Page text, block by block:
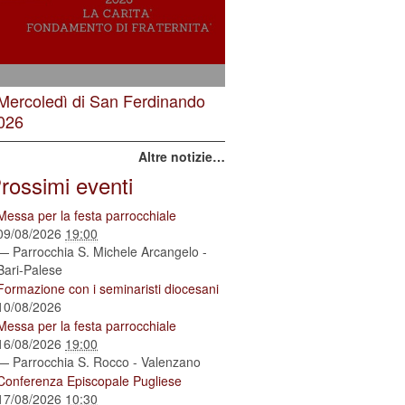
di San Ferdinando
Altre notizie…
eventi
per la festa parrocchiale
08/2026 19:00
Parrocchia S. Michele Arcangelo -
Palese
con i seminaristi diocesani
08/2026
per la festa parrocchiale
08/2026 19:00
Parrocchia S. Rocco - Valenzano
Episcopale Pugliese
08/2026 10:30